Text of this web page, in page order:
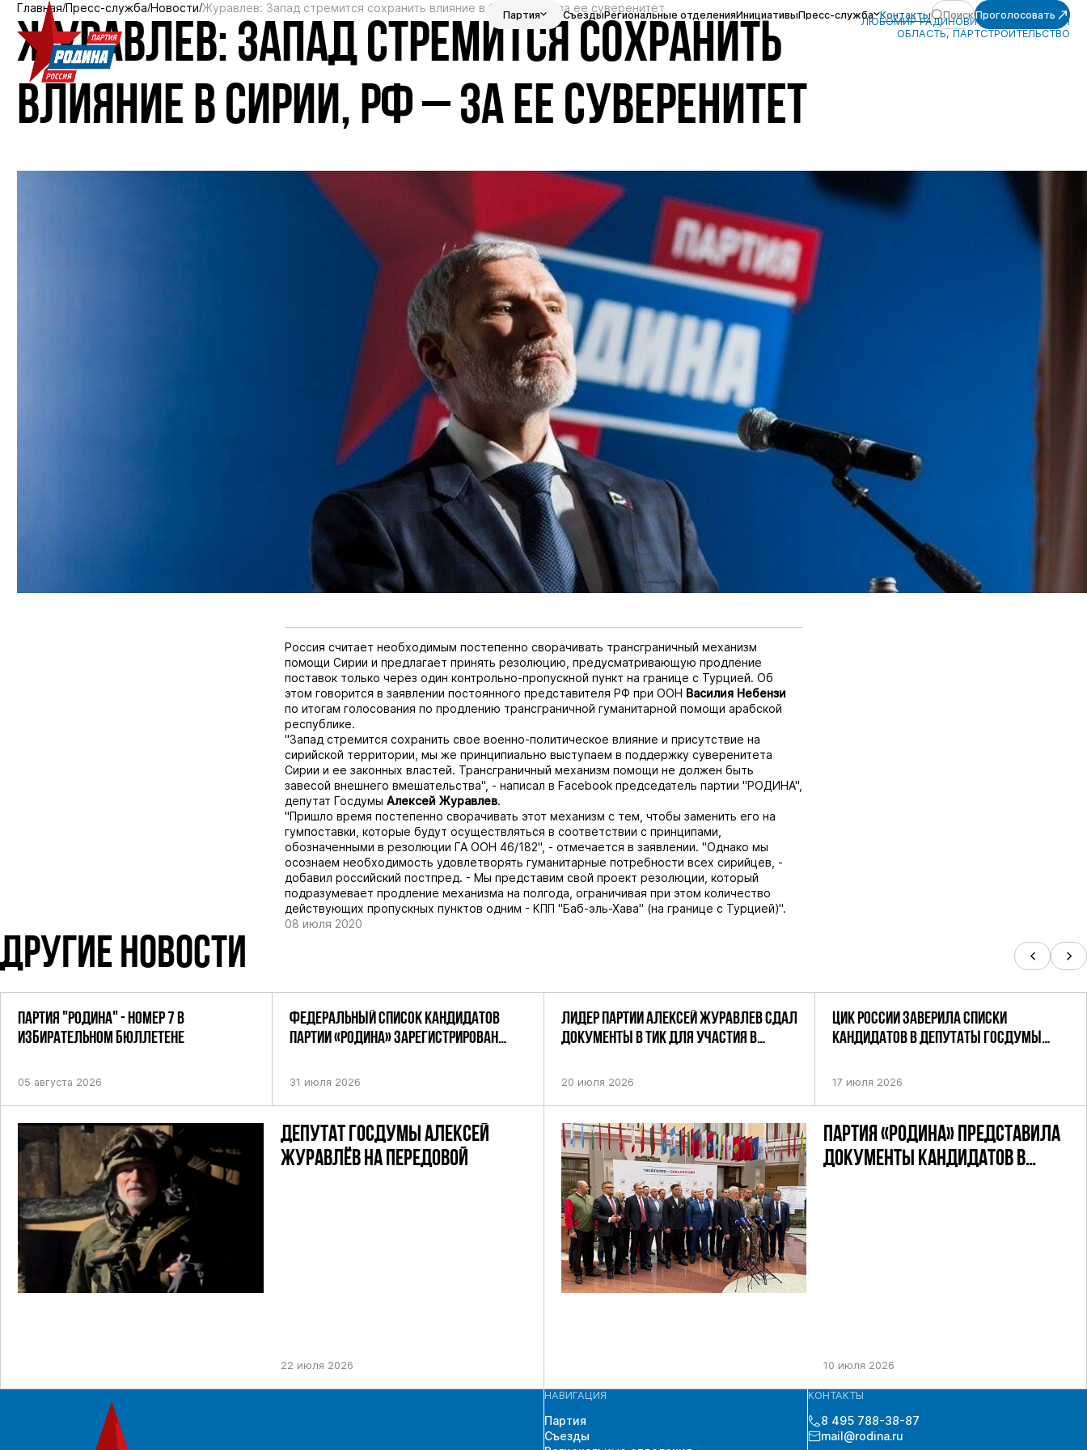
Партия СъездыРегиональные отделенияИнициативыПресс-служба Контакты ПоискПроголосовать
Главная Пресс-служба Новости Журавлев: Запад стремится сохранить влияние в Сирии, РФ – за ее суверенитет
ЖУРАВЛЕВ: ЗАПАД СТРЕМИТСЯ СОХРАНИТЬ
ВЛИЯНИЕ В СИРИИ, РФ – ЗА ЕЕ СУВЕРЕНИТЕТ
ЛЮБОМИР РАДИНОВИЧ, ВОРОНЕЖСКАЯ
ОБЛАСТЬ, ПАРТСТРОИТЕЛЬСТВО
Россия считает необходимым постепенно сворачивать трансграничный механизм
помощи Сирии и предлагает принять резолюцию, предусматривающую продление
поставок только через один контрольно-пропускной пункт на границе с Турцией. Об
этом говорится в заявлении постоянного представителя РФ при ООН Василия Небензи
по итогам голосования по продлению трансграничной гуманитарной помощи арабской
республике.
"Запад стремится сохранить свое военно-политическое влияние и присутствие на
сирийской территории, мы же принципиально выступаем в поддержку суверенитета
Сирии и ее законных властей. Трансграничный механизм помощи не должен быть
завесой внешнего вмешательства", - написал в Facebook председатель партии "РОДИНА",
депутат Госдумы Алексей Журавлев.
"Пришло время постепенно сворачивать этот механизм с тем, чтобы заменить его на
гумпоставки, которые будут осуществляться в соответствии с принципами,
обозначенными в резолюции ГА ООН 46/182", - отмечается в заявлении. "Однако мы
осознаем необходимость удовлетворять гуманитарные потребности всех сирийцев, -
добавил российский постпред. - Мы представим свой проект резолюции, который
подразумевает продление механизма на полгода, ограничивая при этом количество
действующих пропускных пунктов одним - КПП "Баб-эль-Хава" (на границе с Турцией)".
08 июля 2020
ДРУГИЕ НОВОСТИ
ПАРТИЯ "РОДИНА" - НОМЕР 7 В
ИЗБИРАТЕЛЬНОМ БЮЛЛЕТЕНЕ
05 августа 2026
ФЕДЕРАЛЬНЫЙ СПИСОК КАНДИДАТОВ
ПАРТИИ «РОДИНА» ЗАРЕГИСТРИРОВАН
31 июля 2026
ДЕПУТАТ ГОСДУМЫ АЛЕКСЕЙ
ЖУРАВЛЁВ НА ПЕРЕДОВОЙ
22 июля 2026
ЛИДЕР ПАРТИИ АЛЕКСЕЙ ЖУРАВЛЕВ СДАЛ
ДОКУМЕНТЫ В ТИК ДЛЯ УЧАСТИЯ В
ПО НЕФТЕКАМСКОМУ ОДНОМАНДАТНОМУ
20 июля 2026
ЦИК РОССИИ ЗАВЕРИЛА СПИСКИ
КАНДИДАТОВ В ДЕПУТАТЫ ГОСДУМЫ
17 июля 2026
ПАРТИЯ «РОДИНА» ПРЕДСТАВИЛА
ДОКУМЕНТЫ КАНДИДАТОВ В
10 июля 2026
НАВИГАЦИЯ
Партия
Съезды
КОНТАКТЫ
8 495 788-38-87
mail@rodina.ru